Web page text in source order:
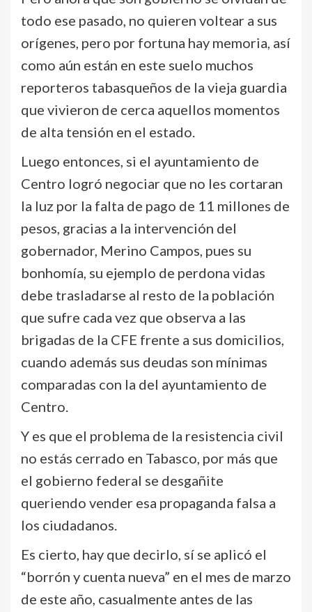
todo ese pasado, no quieren voltear a sus
orígenes, pero por fortuna hay memoria, así
como aún están en este suelo muchos
reporteros tabasqueños de la vieja guardia
que vivieron de cerca aquellos momentos
de alta tensión en el estado.
Luego entonces, si el ayuntamiento de
Centro logró negociar que no les cortaran
la luz por la falta de pago de 11 millones de
pesos, gracias a la intervención del
gobernador, Merino Campos, pues su
bonhomía, su ejemplo de perdona vidas
debe trasladarse al resto de la población
que sufre cada vez que observa a las
brigadas de la CFE frente a sus domicilios,
cuando además sus deudas son mínimas
comparadas con la del ayuntamiento de
Centro.
Y es que el problema de la resistencia civil
no estás cerrado en Tabasco, por más que
el gobierno federal se desgañite
queriendo vender esa propaganda falsa a
los ciudadanos.
Es cierto, hay que decirlo, sí se aplicó el
“borrón y cuenta nueva” en el mes de marzo
de este año, casualmente antes de las